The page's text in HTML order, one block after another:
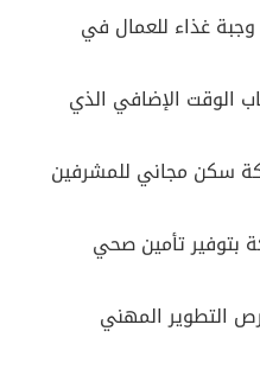
غذاء للعمال في
الوقت الإضافي الذي
سكن مجاني للمشرفين
بتوفير تأمين صحي
التطوير المهني